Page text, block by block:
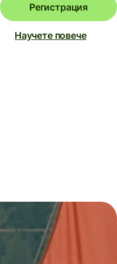
Регистрация
Научете повече